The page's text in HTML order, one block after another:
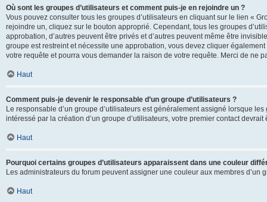
Où sont les groupes d’utilisateurs et comment puis-je en rejoindre un ?
Vous pouvez consulter tous les groupes d’utilisateurs en cliquant sur le lien «
rejoindre un, cliquez sur le bouton approprié. Cependant, tous les groupes
approbation, d’autres peuvent être privés et d’autres peuvent même être
groupe est restreint et nécessite une approbation, vous devez cliquer
votre requête et pourra vous demander la raison de votre requête. Merci de ne
Haut
Comment puis-je devenir le responsable d’un groupe d’utilisateurs ?
Le responsable d’un groupe d’utilisateurs est généralement assigné lorsque
intéressé par la création d’un groupe d’utilisateurs, votre premier contact
Haut
Pourquoi certains groupes d’utilisateurs apparaissent dans une couleur
Les administrateurs du forum peuvent assigner une couleur aux membres d’un
Haut